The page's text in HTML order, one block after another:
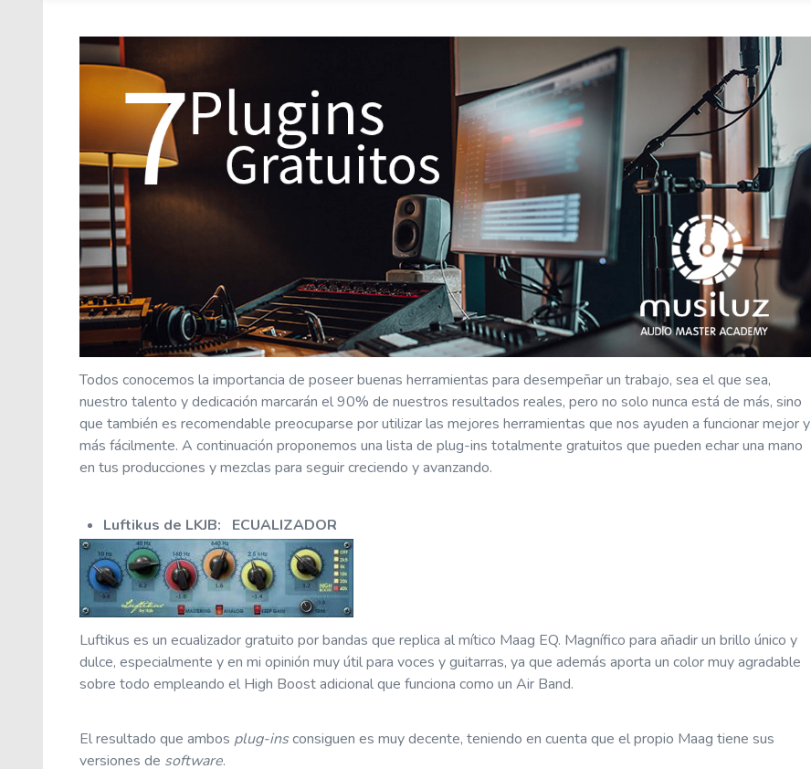
Todos conocemos la importancia de poseer buenas herramientas para desempeñar un trabajo, sea el que sea,
nuestro talento y dedicación marcarán el 90% de nuestros resultados reales, pero no solo nunca está de más, sino
que también es recomendable preocuparse por utilizar las mejores herramientas que nos ayuden a funcionar mejor y
más fácilmente. A continuación proponemos una lista de plug-ins totalmente gratuitos que pueden echar una mano
en tus producciones y mezclas para seguir creciendo y avanzando.
Luftikus de LKJB: ECUALIZADOR
Luftikus es un ecualizador gratuito por bandas que replica al mítico Maag EQ. Magnífico para añadir un brillo único y
dulce, especialmente y en mi opinión muy útil para voces y guitarras, ya que además aporta un color muy agradable
sobre todo empleando el High Boost adicional que funciona como un Air Band.
El resultado que ambos plug-insconsiguen es muy decente, teniendo en cuenta que el propio Maag tiene sus
versiones de software.